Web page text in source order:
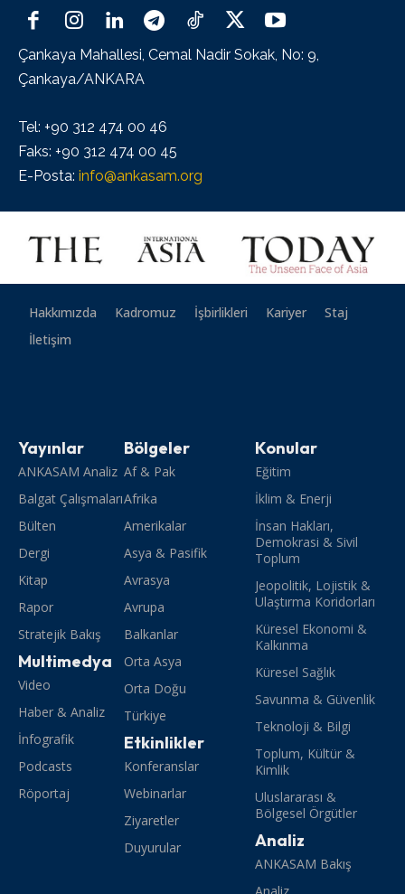
Çankaya Mahallesi, Cemal Nadir Sokak, No: 9,
Çankaya/ANKARA
Tel: +90 312 474 00 46
Faks: +90 312 474 00 45
E-Posta: info@ankasam.org
Hakkımızda Kadromuz İşbirlikleri Kariyer
Staj
İletişim
Yayınlar
ANKASAM Analiz
Balgat Çalışmaları
Bülten
Dergi
Kitap
Rapor
Stratejik Bakış
Multimedya
Video
Haber & Analiz
İnfografik
Podcasts
Röportaj
Bölgeler
Af & Pak
Afrika
Amerikalar
Asya & Pasifik
Avrasya
Avrupa
Balkanlar
Orta Asya
Orta Doğu
Türkiye
Etkinlikler
Konferanslar
Webinarlar
Ziyaretler
Duyurular
Konular
Eğitim
İklim & Enerji
İnsan Hakları,
Demokrasi & Sivil
Toplum
Jeopolitik, Lojistik &
Ulaştırma Koridorları
Küresel Ekonomi &
Kalkınma
Küresel Sağlık
Savunma & Güvenlik
Teknoloji & Bilgi
Toplum, Kültür &
Kimlik
Uluslararası &
Bölgesel Örgütler
Analiz
ANKASAM Bakış
Analiz